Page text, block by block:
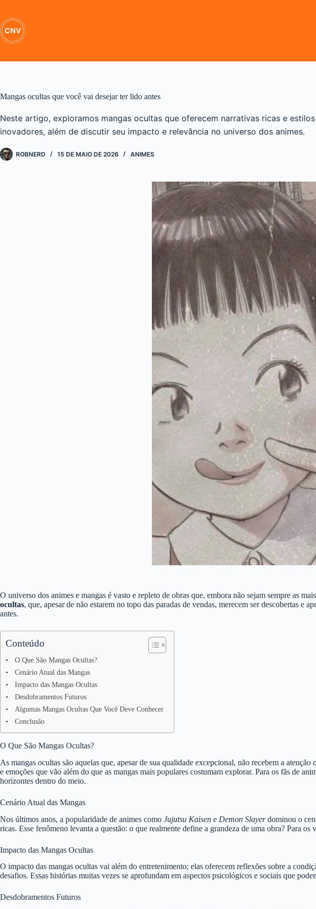
o
conteúdo
Mangas ocultas que você vai desejar ter lido antes
Neste artigo, exploramos mangas ocultas que oferecem narrativas ricas e
inovadores, além de discutir seu impacto e relevância no universo dos animes.
ROBNERD 15 DE MAIO DE 2026 ANIMES
O universo dos animes e mangas é vasto e repleto de obras que, embora não sejam sempre as
ocultas, que, apesar de não estarem no topo das paradas de vendas, merecem ser descobertas
antes.
Conteúdo
O Que São Mangas Ocultas?
Cenário Atual das Mangas
Impacto das Mangas Ocultas
Desdobramentos Futuros
Algumas Mangas Ocultas Que Você Deve Conhecer
Conclusão
O Que São Mangas Ocultas?
As mangas ocultas são aquelas que, apesar de sua qualidade excepcional, não recebem a
e emoções que vão além do que as mangas mais populares costumam explorar. Para os fãs de
horizontes dentro do meio.
Cenário Atual das Mangas
Nos últimos anos, a popularidade de animes como Jujutsu Kaisen e Demon Slayerdominou o
ricas. Esse fenômeno levanta a questão: o que realmente define a grandeza de uma obra? Para
Impacto das Mangas Ocultas
O impacto das mangas ocultas vai além do entretenimento; elas oferecem reflexões sobre a
desafios. Essas histórias muitas vezes se aprofundam em aspectos psicológicos e sociais que
Desdobramentos Futuros